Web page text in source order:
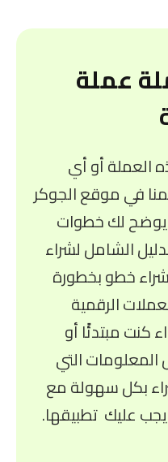
عملة
العملة أو أي
في موقع الجوكر
يوضح لك خطوات
الشامل لشراء
خطو بخطورة
الرقمية
كنت مبتدئًا أو
المعلومات التي
بكل سهولة مع
عليك تطبيقها.